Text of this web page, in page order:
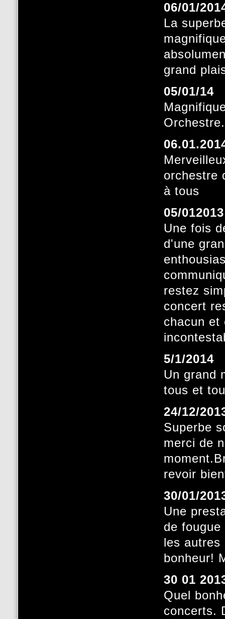
06/01/
La
grand
05/01/14
orchestre
à tous
05/012013
Une fois
d'une
restez
concert
chacun et
5/1/2014
Un grand
tous et
24/12/
Superbe
merci de
revoir
30/01/
Une
de
les autres
bonheur!
30 01
Quel
concerts.